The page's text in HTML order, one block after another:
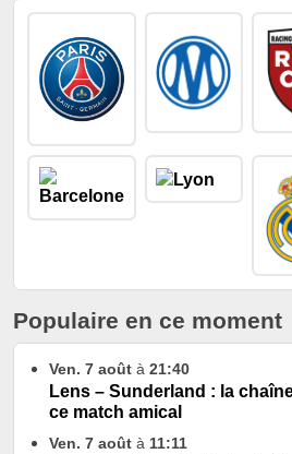
Populaire en ce moment
Ven. 7 août à 21:40
Lens – Sunderland : la
ce match amical
Ven. 7 août à 11:11